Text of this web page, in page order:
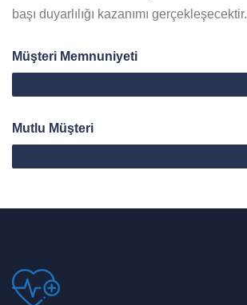
başı duyarlılığı kazanımı gerçekleşecektir.
Müşteri Memnuniyeti
Mutlu Müşteri